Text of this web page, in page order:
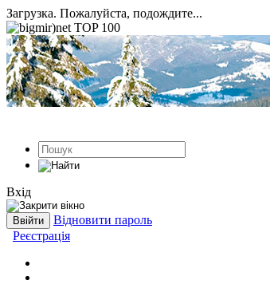
Загрузка. Пожалуйста, подождите...
Вхід
Відновити пароль
Реєстрація